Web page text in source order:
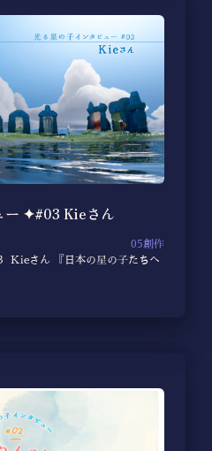
ー ✦#03 Kieさん
05創作
Kieさん 『日本の星の子たちへ